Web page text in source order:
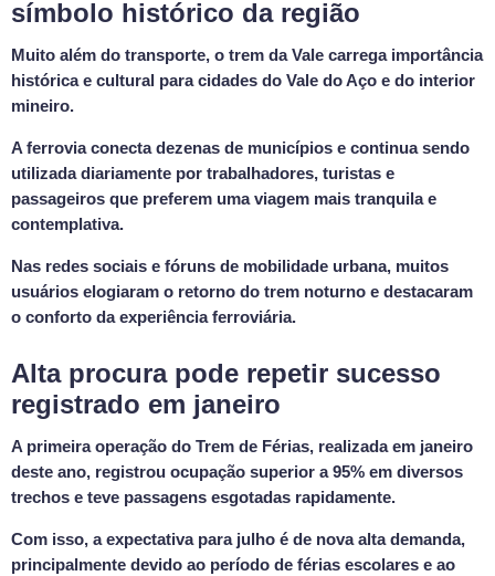
símbolo histórico da região
Muito além do transporte, o trem da Vale carrega importância
histórica e cultural para cidades do Vale do Aço e do interior
mineiro.
A ferrovia conecta dezenas de municípios e continua sendo
utilizada diariamente por trabalhadores, turistas e
passageiros que preferem uma viagem mais tranquila e
contemplativa.
Nas redes sociais e fóruns de mobilidade urbana, muitos
usuários elogiaram o retorno do trem noturno e destacaram
o conforto da experiência ferroviária.
Alta procura pode repetir sucesso
registrado em janeiro
A primeira operação do Trem de Férias, realizada em janeiro
deste ano, registrou ocupação superior a 95% em diversos
trechos e teve passagens esgotadas rapidamente.
Com isso, a expectativa para julho é de nova alta demanda,
principalmente devido ao período de férias escolares e ao